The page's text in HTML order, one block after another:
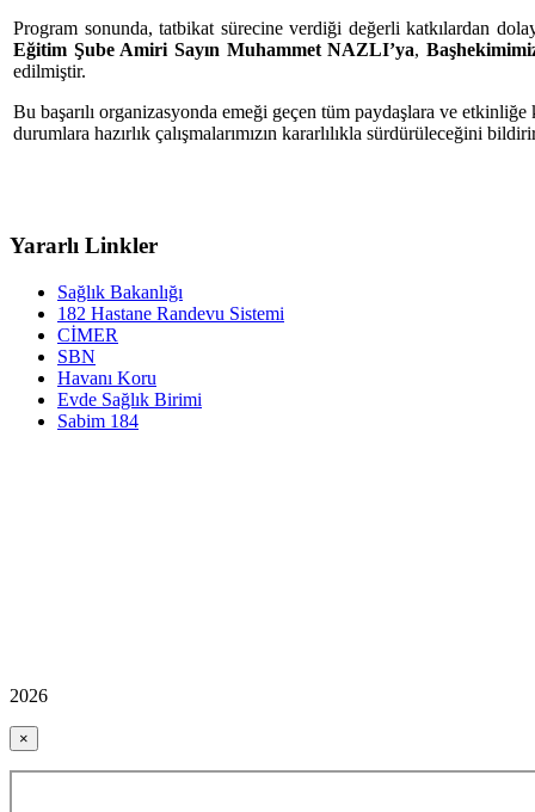
Program sonunda, tatbikat sürecine verdiği değerli katkılardan
Eğitim Şube Amiri Sayın Muhammet NAZLI’ya,
edilmiştir.
Bu başarılı organizasyonda emeği geçen tüm paydaşlara ve
durumlara hazırlık çalışmalarımızın kararlılıkla sürdürüleceğini
Yararlı Linkler
Sağlık Bakanlığı
182 Hastane Randevu Sistemi
CİMER
SBN
Havanı Koru
Evde Sağlık Birimi
Sabim 184
2026
×